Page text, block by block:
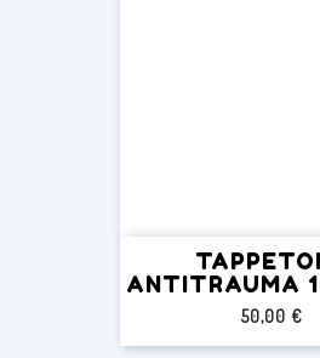
ANTITRAUMA
Prezzo
50,00 €